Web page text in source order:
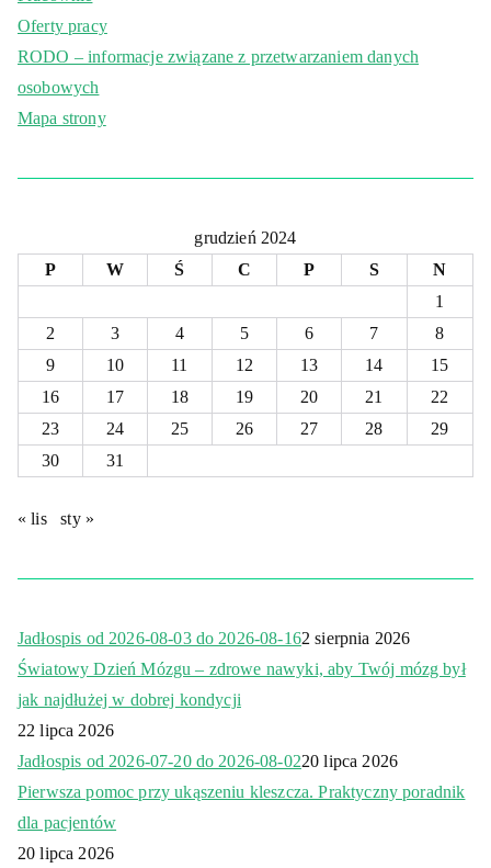
Oferty pracy
RODO – informacje związane z przetwarzaniem danych
osobowych
Mapa strony
grudzień 2024
P
W Ś C P S
N
1
2
3 4 5 6 7
8
9
10 11 12 13 14
15
16
17 18 19 20 21
22
23
24 25 26 27 28
29
30
31
« lis sty »
Jadłospis od 2026-08-03 do 2026-08-162 sierpnia 2026
Światowy Dzień Mózgu – zdrowe nawyki, aby Twój mózg był
jak najdłużej w dobrej kondycji
22 lipca 2026
Jadłospis od 2026-07-20 do 2026-08-0220 lipca 2026
Pierwsza pomoc przy ukąszeniu kleszcza. Praktyczny poradnik
dla pacjentów
20 lipca 2026